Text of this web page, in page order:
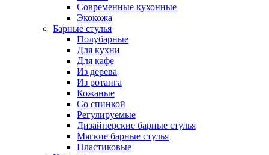
Современные кухонные
Экокожа
Барные стулья
Полубарные
Для кухни
Для кафе
Из дерева
Из ротанга
Кожаные
Со спинкой
Регулируемые
Дизайнерские барные стулья
Мягкие барные стулья
Пластиковые